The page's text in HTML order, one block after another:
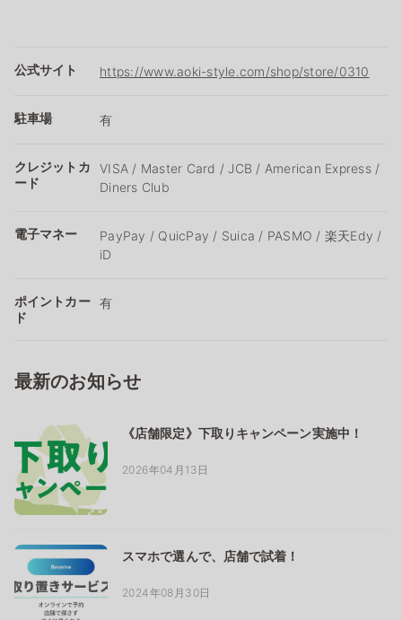
公式サイト https://www.aoki-style.com/shop/store/0310
駐車場 有
クレジットカ
ード
VISA / Master Card / JCB / American Express /
Diners Club
電子マネー
PayPay / QuicPay / Suica / PASMO / 楽天Edy /
iD
ポイントカー
ド
有
最新のお知らせ
《店舗限定》下取りキャンペーン実施中！
2026年04月13日
スマホで選んで、店舗で試着！
2024年08月30日